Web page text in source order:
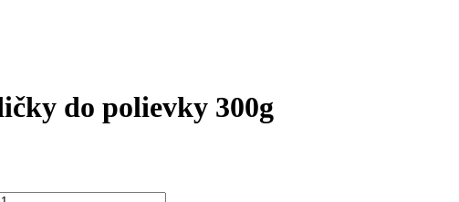
do polievky 300g